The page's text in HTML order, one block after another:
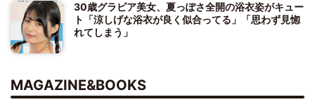
30歳グラビア美女、夏っぽさ全開の浴衣姿がキュー
ト「涼しげな浴衣が良く似合ってる」「思わず見惚
れてしまう」
MAGAZINE&BOOKS